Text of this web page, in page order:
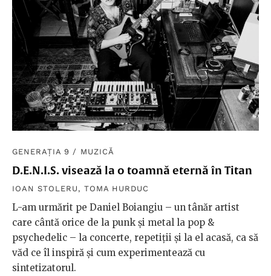
GENERAȚIA 9 / MUZICĂ
D.E.N.I.S. visează la o toamnă eternă în Titan
IOAN STOLERU , TOMA HURDUC
L-am urmărit pe Daniel Boiangiu – un tânăr artist
care cântă orice de la punk și metal la pop &
psychedelic – la concerte, repetiții și la el acasă, ca să
văd ce îl inspiră și cum experimentează cu
sintetizatorul.